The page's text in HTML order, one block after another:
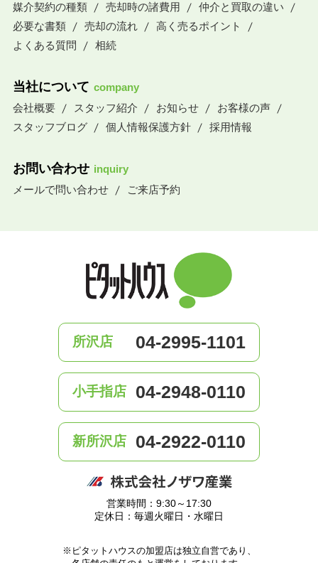
媒介契約の種類
売却時の諸費用
仲介と買取の違い
必要な書類
売却の流れ
高く売るポイント
よくある質問
相続
当社について company
会社概要
スタッフ紹介 お知らせ
お客様の声
スタッフブログ
個人情報保護方針 採用情報
お問い合わせ inquiry
メールで問い合わせ
ご来店予約
所沢店 04-2995-1101
小手指店 04-2948-0110
新所沢店 04-2922-0110
営業時間：9:30～17:30
定休日：毎週火曜日・水曜日
※ピタットハウスの加盟店は独立自営であり、